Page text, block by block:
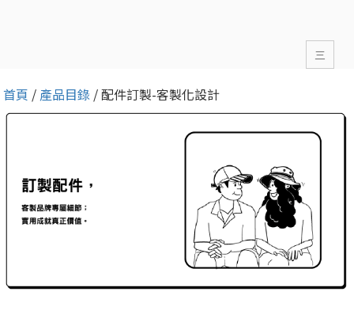
三
首頁 / 產品目錄 / 配件訂製-客製化設計